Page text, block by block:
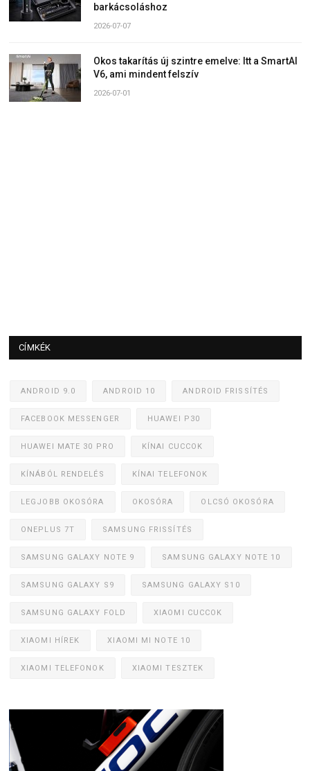
barkácsoláshoz
2026-07-07
Okos takarítás új szintre emelve: Itt a SmartAI
V6, ami mindent felszív
2026-07-01
CÍMKÉK
ANDROID 9.0 ANDROID 10 ANDROID FRISSÍTÉS
FACEBOOK MESSENGER HUAWEI P30
HUAWEI MATE 30 PRO KÍNAI CUCCOK
KÍNÁBÓL RENDELÉS KÍNAI TELEFONOK
LEGJOBB OKOSÓRA OKOSÓRA OLCSÓ OKOSÓRA
ONEPLUS 7T SAMSUNG FRISSÍTÉS
SAMSUNG GALAXY NOTE 9 SAMSUNG GALAXY NOTE 10
SAMSUNG GALAXY S9 SAMSUNG GALAXY S10
SAMSUNG GALAXY FOLD XIAOMI CUCCOK
XIAOMI HÍREK XIAOMI MI NOTE 10
XIAOMI TELEFONOK XIAOMI TESZTEK